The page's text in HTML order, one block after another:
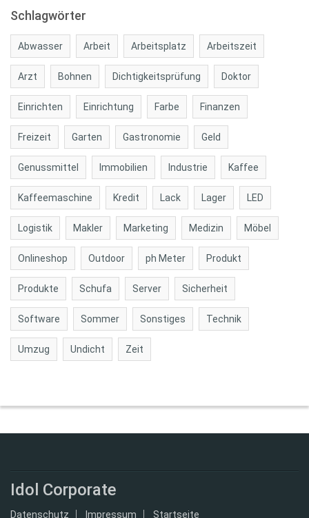
Schlagwörter
Abwasser Arbeit Arbeitsplatz Arbeitszeit
Arzt Bohnen Dichtigkeitsprüfung Doktor
Einrichten Einrichtung Farbe Finanzen
Freizeit Garten Gastronomie Geld
Genussmittel Immobilien Industrie Kaffee
Kaffeemaschine Kredit Lack Lager LED
Logistik Makler Marketing Medizin Möbel
Onlineshop Outdoor ph Meter Produkt
Produkte Schufa Server Sicherheit
Software Sommer Sonstiges Technik
Umzug Undicht Zeit
Idol Corporate
Datenschutz Impressum Startseite